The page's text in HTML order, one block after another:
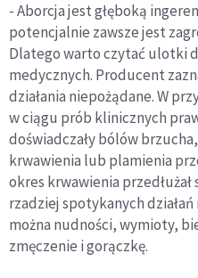
- Aborcja jest głęboką
potencjalnie zawsze jest
Dlatego warto czytać ulotki
medycznych. Producent
działania niepożądane. W
w ciągu prób klinicznych
doświadczały bólów
krwawienia lub plamienia
okres krwawienia przedłużał
rzadziej spotykanych
można nudności, wymioty,
zmęczenie i gorączkę.